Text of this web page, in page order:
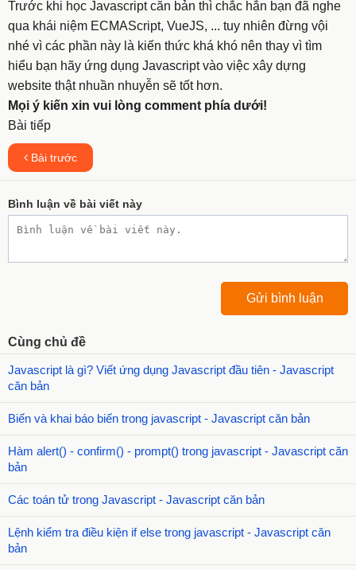
Trước khi học Javascript căn bản thì chắc hẳn bạn đã nghe
qua khái niệm ECMAScript, VueJS, ... tuy nhiên đừng vội
nhé vì các phần này là kiến thức khá khó nên thay vì tìm
hiểu bạn hãy ứng dụng Javascript vào việc xây dựng
website thật nhuần nhuyễn sẽ tốt hơn.
Mọi ý kiến xin vui lòng comment phía dưới!
Bài tiếp
Bài trước
Bình luận về bài viết này
Cùng chủ đề
Javascript là gì? Viết ứng dụng Javascript đầu tiên - Javascript
căn bản
Biến và khai báo biến trong javascript - Javascript căn bản
Hàm alert() - confirm() - prompt() trong javascript - Javascript căn
bản
Các toán tử trong Javascript - Javascript căn bản
Lệnh kiểm tra điều kiện if else trong javascript - Javascript căn
bản